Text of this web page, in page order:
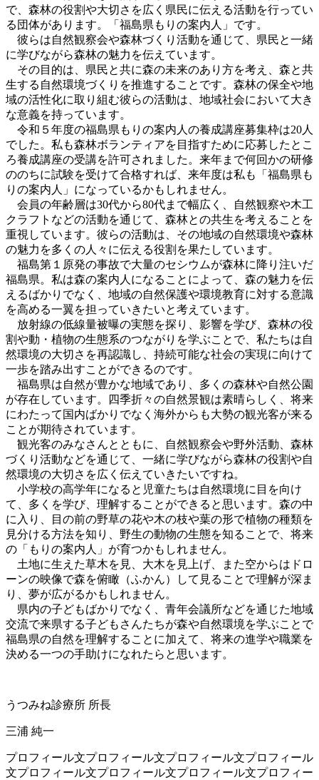
で、森林の役割や大切さを広く県民に伝える活動を行ってい
る団体があります。「福島県もりの案内人」です。
彼らは自然観察会や森林づくり活動を通じて、県民と一緒
に学びながら森林の魅力を伝えています。
その目的は、県民と共に森の未来のあり方を考え、森と共
生する自然環境づくりを推進することです。森林の保全や地
域の活性化に取り組む彼らの活動は、地域社会において大き
な意義を持っています。
令和５年度の福島県もりの案内人の養成講座募集枠は20人
でした。私も森林ボランティアを目指すために応募したとこ
ろ養成講座の受講を許可されました。来年まで何回かの研修
ののちに試験を受けて合格すれば、来年度は私も「福島県も
りの案内人」になっているかもしれません。
会員の年齢層は30代から80代まで幅広く、自然観察や木工
クラフトなどの活動を通じて、森林との共生を考えることを
重視しています。彼らの活動は、その地域の自然環境や森林
の魅力を多くの人々に伝える役割を果たしています。
福島第１原発の事故で大量のセシウムが森林に降り注いだ
福島県。私は森の案内人になることによって、森の魅力を伝
えるばかりでなく、地域の自然保護や環境教育に対する意識
を高める一翼を担っていきたいと考えています。
放射線の低線量被曝の実態を探り、影響を学び、森林の役
割や動・植物の生態系のつながりを学ぶことで、私たちは自
然環境の大切さを再認識し、持続可能な社会の実現に向けて
一歩を踏み出すことができるのです。
福島県は自然が豊かな地域であり、多くの森林や自然公園
が存在しています。四季折々の自然景観は素晴らしく、将来
にわたって国内ばかりでなく海外からも大勢の観光客が来る
ことが期待されています。
観光客のみなさんとともに、自然観察会や野外活動、森林
づくり活動などを通じて、一緒に学びながら森林の役割や自
然環境の大切さを広く伝えていきたいですね。
小学校の高学年になると児童たちは自然環境に目を向け
て、多くを学び、理解することができると思います。森の中
に入り、目の前の野草の花や木の枝や葉の形で植物の種類を
見分ける方法を知り、野生の動物の生態を知ることで、将来
の「もりの案内人」が育つかもしれません。
土地に生えた草木を見、大木を見上げ、また空からはドロ
ーンの映像で森を俯瞰（ふかん）して見ることで理解が深ま
り、夢が広がるかもしれません。
県内の子どもばかりでなく、青年会議所などを通じた地域
交流で来県する子どもさんたちが森や自然環境を学ぶことで
福島県の自然を理解することに加えて、将来の進学や職業を
決める一つの手助けになれたらと思います。
うつみね診療所 所長
三浦 純一
プロフィール文プロフィール文プロフィール文プロフィール
文プロフィール文プロフィール文プロフィール文プロフィー